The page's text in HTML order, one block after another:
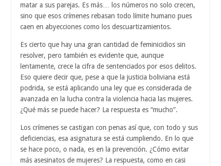
matar a sus parejas. Es más… los números no solo crecen,
sino que esos crímenes rebasan todo límite humano pues
caen en abyecciones como los descuartizamientos.
Es cierto que hay una gran cantidad de feminicidios sin
resolver, pero también es evidente que, aunque
lentamente, crece la cifra de sentenciados por esos delitos.
Eso quiere decir que, pese a que la justicia boliviana está
podrida, se está aplicando una ley que es considerada de
avanzada en la lucha contra la violencia hacia las mujeres.
¿Qué más se puede hacer? La respuesta es “mucho”.
Los crímenes se castigan con penas así que, con todo y sus
deficiencias, esa asignatura se está cumpliendo. En lo que
se hace poco, o nada, es en la prevención. ¿Cómo evitar
más asesinatos de mujeres? La respuesta, como en casi